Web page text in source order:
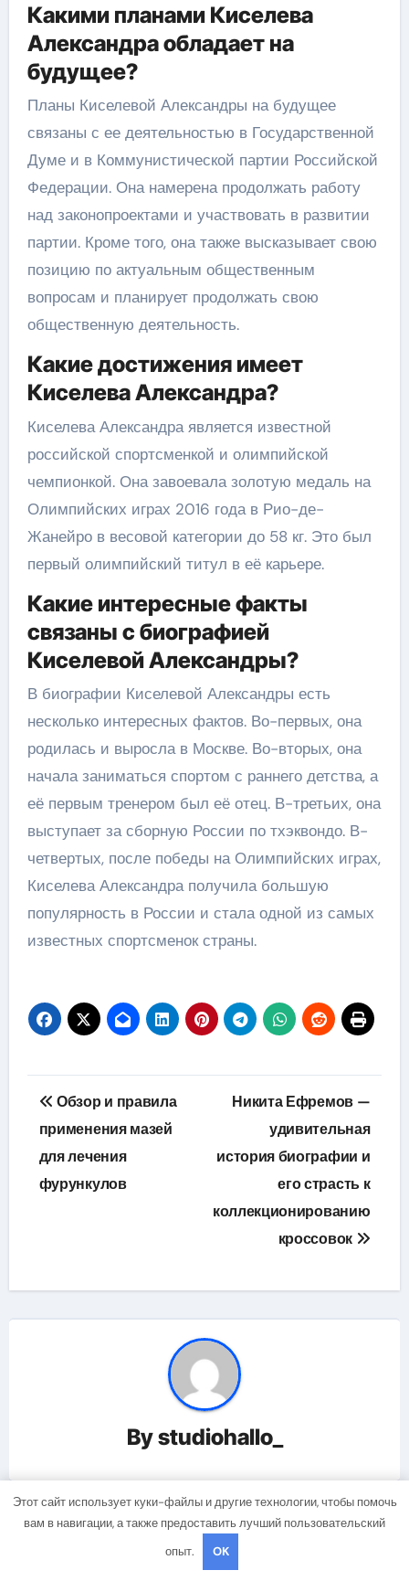
Какими планами Киселева
Александра обладает на
будущее?
Планы Киселевой Александры на будущее
связаны с ее деятельностью в Государственной
Думе и в Коммунистической партии Российской
Федерации. Она намерена продолжать работу
над законопроектами и участвовать в развитии
партии. Кроме того, она также высказывает свою
позицию по актуальным общественным
вопросам и планирует продолжать свою
общественную деятельность.
Какие достижения имеет
Киселева Александра?
Киселева Александра является известной
российской спортсменкой и олимпийской
чемпионкой. Она завоевала золотую медаль на
Олимпийских играх 2016 года в Рио-де-
Жанейро в весовой категории до 58 кг. Это был
первый олимпийский титул в её карьере.
Какие интересные факты
связаны с биографией
Киселевой Александры?
В биографии Киселевой Александры есть
несколько интересных фактов. Во-первых, она
родилась и выросла в Москве. Во-вторых, она
начала заниматься спортом с раннего детства, а
её первым тренером был её отец. В-третьих, она
выступает за сборную России по тхэквондо. В-
четвертых, после победы на Олимпийских играх,
Киселева Александра получила большую
популярность в России и стала одной из самых
известных спортсменок страны.
Навигация
по
записям
Обзор и правила
применения мазей
для лечения
фурункулов
Никита Ефремов —
удивительная
история биографии и
его страсть к
коллекционированию
кроссовок
Bystudiohallo_
Этот сайт использует куки-файлы и другие технологии, чтобы помочь
вам в навигации, а также предоставить лучший пользовательский
опыт.
OK